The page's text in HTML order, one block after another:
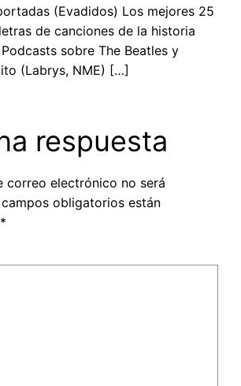
(Evadidos) Los mejores 25
de canciones de la historia
sobre The Beatles y
(Labrys, NME) […]
respuesta
correo electrónico no será
obligatorios están
*